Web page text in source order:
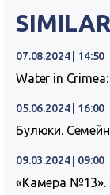
07.08.2024 | 14:50
Water in
05.06.2024 | 16:00
Булюки.
09.03.2024 | 09:00
«Камера №13». У